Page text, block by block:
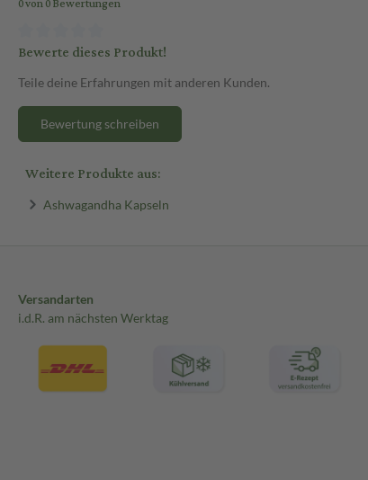
Bewerte dieses Produkt!
Teile deine Erfahrungen mit anderen Kunden.
Bewertung schreiben
Weitere Produkte aus:
Ashwagandha Kapseln
Versandarten
i.d.R. am nächsten Werktag